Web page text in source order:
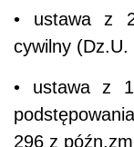
• ustawa z
cywilny
• ustawa z
296 z